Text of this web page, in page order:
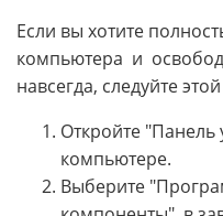
Если вы хотите
компьютера и
навсегда, следуйте
Откройте
компьютере.
Выберите